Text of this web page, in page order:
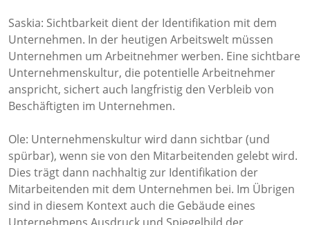
Saskia: Sichtbarkeit dient der Identifikation mit dem
Unternehmen. In der heutigen Arbeitswelt müssen
Unternehmen um Arbeitnehmer werben. Eine sichtbare
Unternehmenskultur, die potentielle Arbeitnehmer
anspricht, sichert auch langfristig den Verbleib von
Beschäftigten im Unternehmen.
Ole: Unternehmenskultur wird dann sichtbar (und
spürbar), wenn sie von den Mitarbeitenden gelebt wird.
Dies trägt dann nachhaltig zur Identifikation der
Mitarbeitenden mit dem Unternehmen bei. Im Übrigen
sind in diesem Kontext auch die Gebäude eines